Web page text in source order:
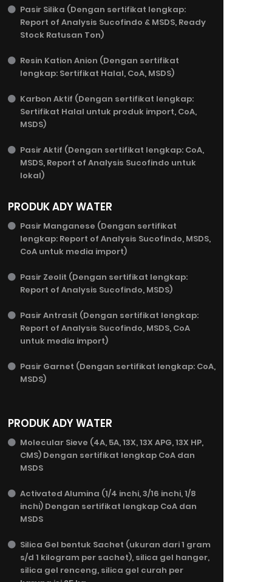
Pasir Silika (Dengan sertifikat lengkap:
Report of Analysis Sucofindo & MSDS, Ready
Stock Ratusan Ton)
Resin Kation Anion (Dengan sertifikat
lengkap: Sertifikat Halal, CoA, MSDS)
Karbon Aktif (Dengan sertifikat lengkap:
Sertifikat Halal untuk produk import, CoA,
MSDS)
Pasir Aktif (Dengan sertifikat lengkap: CoA,
MSDS, Report of Analysis Sucofindo untuk
lokal)
PRODUK ADY WATER
Pasir Manganese (Dengan sertifikat
lengkap: Report of Analysis Sucofindo, MSDS,
CoA untuk media import)
Pasir Zeolit (Dengan sertifikat lengkap:
Report of Analysis Sucofindo, MSDS)
Pasir Antrasit (Dengan sertifikat lengkap:
Report of Analysis Sucofindo, MSDS, CoA
untuk media import)
Pasir Garnet (Dengan sertifikat lengkap: CoA,
MSDS)
PRODUK ADY WATER
Molecular Sieve (4A, 5A, 13X, 13X APG, 13X HP,
CMS) Dengan sertifikat lengkap CoA dan
MSDS
Activated Alumina (1/4 inchi, 3/16 inchi, 1/8
inchi) Dengan sertifikat lengkap CoA dan
MSDS
Silica Gel bentuk Sachet (ukuran dari 1 gram
s/d 1 kilogram per sachet), silica gel hanger,
silica gel renceng, silica gel curah per